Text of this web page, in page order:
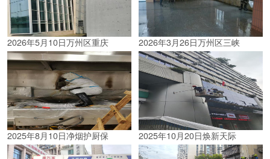
2026年5月10日万州区重庆 2026年3月26日万州区三峡
2025年8月10日净烟护厨保 2025年10月20日焕新天际